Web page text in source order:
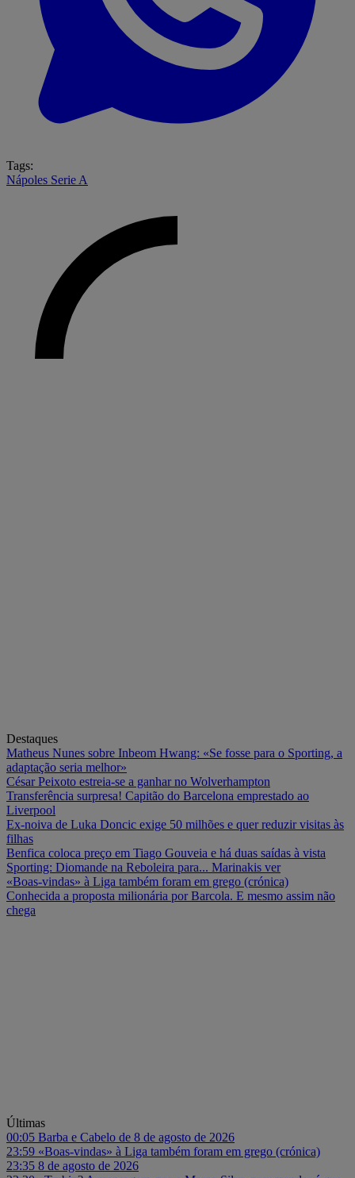
Tags:
Nápoles Serie A
Destaques
Matheus Nunes sobre Inbeom Hwang: «Se fosse para o Sporting, a
adaptação seria melhor»
César Peixoto estreia-se a ganhar no Wolverhampton
Transferência surpresa! Capitão do Barcelona emprestado ao
Liverpool
Ex-noiva de Luka Doncic exige 50 milhões e quer reduzir visitas às
filhas
Benfica coloca preço em Tiago Gouveia e há duas saídas à vista
Sporting: Diomande na Reboleira para... Marinakis ver
«Boas-vindas» à Liga também foram em grego (crónica)
Conhecida a proposta milionária por Barcola. E mesmo assim não
chega
Últimas
00:05 Barba e Cabelo de 8 de agosto de 2026
23:59 «Boas-vindas» à Liga também foram em grego (crónica)
23:35 8 de agosto de 2026